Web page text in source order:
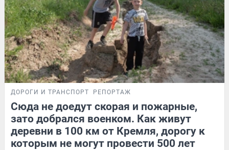
ДОРОГИ И ТРАНСПОРТ РЕПОРТАЖ
Сюда не доедут скорая и пожарные,
зато добрался военком. Как живут
деревни в 100 км от Кремля, дорогу к
которым не могут провести 500 лет